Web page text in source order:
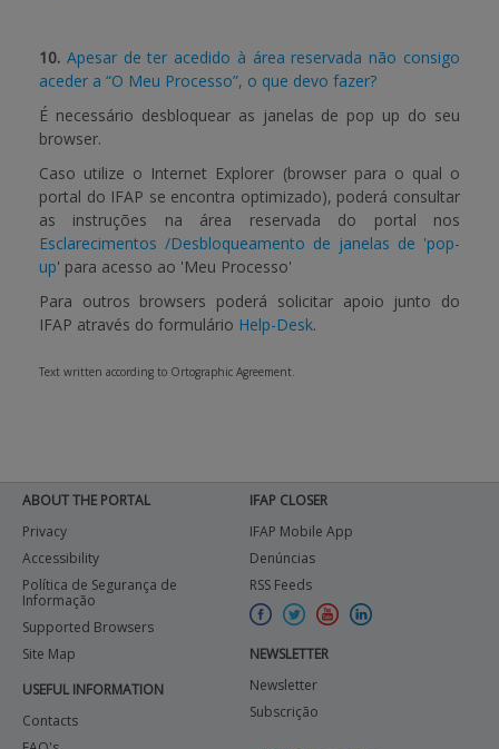
10. Apesar de ter acedido à área reservada não consigo
aceder a “O Meu Processo”, o que devo fazer?
É necessário desbloquear as janelas de pop up do seu
browser.
Caso utilize o Internet Explorer (browser para o qual o
portal do IFAP se encontra optimizado), poderá consultar
as instruções na área reservada do portal nos
Esclarecimentos /Desbloqueamento de janelas de 'pop-
up' para acesso ao 'Meu Processo'
Para outros browsers poderá solicitar apoio junto do
IFAP através do formulário Help-Desk.
Text written according to Ortographic Agreement.
ABOUT THE PORTAL
Privacy
Accessibility
Política de Segurança de
Informação
Supported Browsers
Site Map
USEFUL INFORMATION
Contacts
IFAP CLOSER
IFAP Mobile App
Denúncias
RSS Feeds
NEWSLETTER
Newsletter
Subscrição